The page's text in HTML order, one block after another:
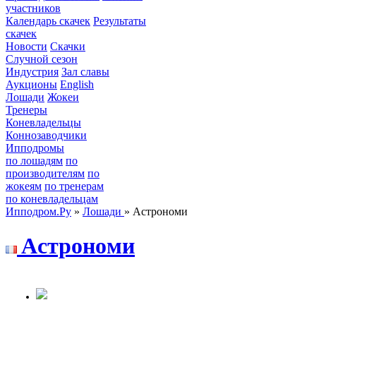
участников
Календарь скачек Результаты
скачек
Новости Скачки
Случной сезон
Индустрия Зал славы
Аукционы English
Лошади Жокеи
Тренеры
Коневладельцы
Коннозаводчики
Ипподромы
по лошадям по
производителям по
жокеям по тренерам
по коневладельцам
Ипподром.Ру » Лошади » Астрономи
Acтрoнoми